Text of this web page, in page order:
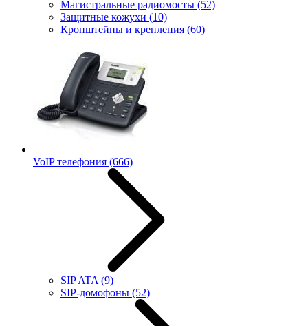
Магистральные радиомосты (52)
Защитные кожухи (10)
Кронштейны и крепления (60)
VoIP телефония (666)
SIP ATA (9)
SIP-домофоны (52)